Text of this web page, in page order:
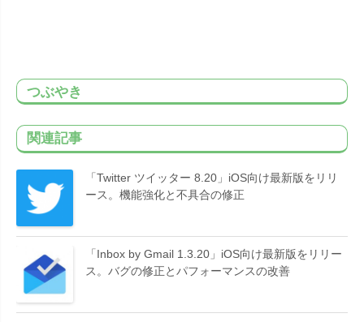
つぶやき
関連記事
「Twitter ツイッター 8.20」iOS向け最新版をリリ
ース。機能強化と不具合の修正
「Inbox by Gmail 1.3.20」iOS向け最新版をリリー
ス。バグの修正とパフォーマンスの改善